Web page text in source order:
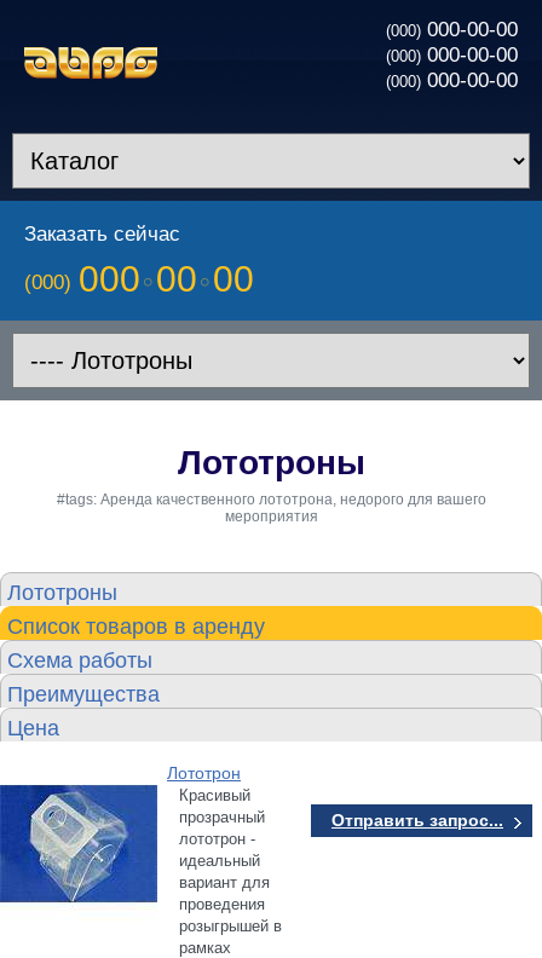
(000) 000-00-00
(000) 000-00-00
(000) 000-00-00
Заказать сейчас
(000) 000 00 00
Лототроны
#tags: Аренда качественного лототрона, недорого для вашего
мероприятия
Лототроны
Список товаров в аренду
Схема работы
Преимущества
Цена
Лототрон
Красивый
прозрачный
лототрон -
идеальный
вариант для
проведения
розыгрышей в
рамках
Отправить запрос...